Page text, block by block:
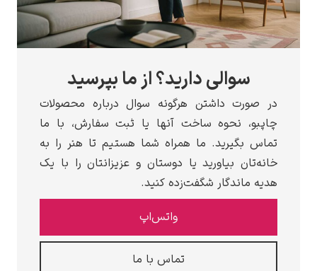
سوالی دارید؟ از ما بپرسید
داشتن هرگونه سوال درباره محصولات
نحوه ساخت آنها یا ثبت سفارش، با ما
ما همراه شما هستیم تا هنر را به
بیاورید یا دوستان و عزیزانتان را با یک
شگفت‌زده کنید.